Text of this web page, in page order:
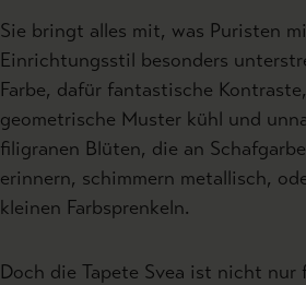
Sie bringt alles mit, was Puristen
Einrichtungsstil besonders
Farbe, dafür fantastische
geometrische Muster kühl und
filigranen Blüten, die an
erinnern, schimmern metallisch,
kleinen Farbsprenkeln.
Doch die Tapete Svea ist nicht nur